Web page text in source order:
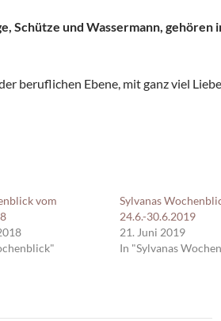
Schütze und Wassermann, gehören
beruflichen Ebene, mit ganz viel
vom
Sylvanas
24.6.-30.6.2019
21. Juni 2019
In "Sylvanas